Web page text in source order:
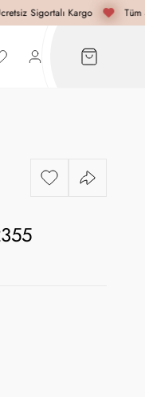
Sigortalı Kargo Tüm